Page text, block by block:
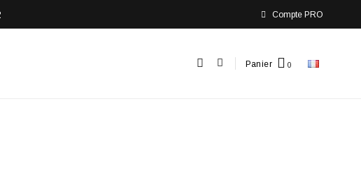
Compte PRO
Panier